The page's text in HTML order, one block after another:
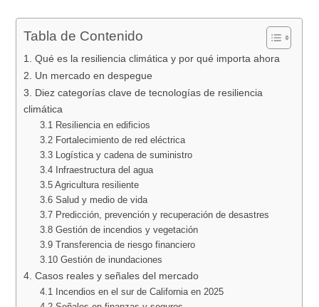
Tabla de Contenido
1. Qué es la resiliencia climática y por qué importa ahora
2. Un mercado en despegue
3. Diez categorías clave de tecnologías de resiliencia
climática
3.1 Resiliencia en edificios
3.2 Fortalecimiento de red eléctrica
3.3 Logística y cadena de suministro
3.4 Infraestructura del agua
3.5 Agricultura resiliente
3.6 Salud y medio de vida
3.7 Predicción, prevención y recuperación de desastres
3.8 Gestión de incendios y vegetación
3.9 Transferencia de riesgo financiero
3.10 Gestión de inundaciones
4. Casos reales y señales del mercado
4.1 Incendios en el sur de California en 2025